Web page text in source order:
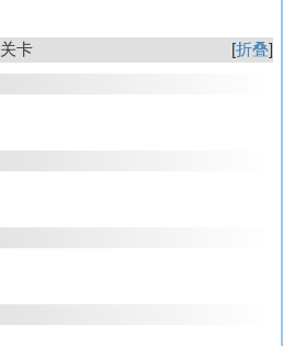
折叠
关卡